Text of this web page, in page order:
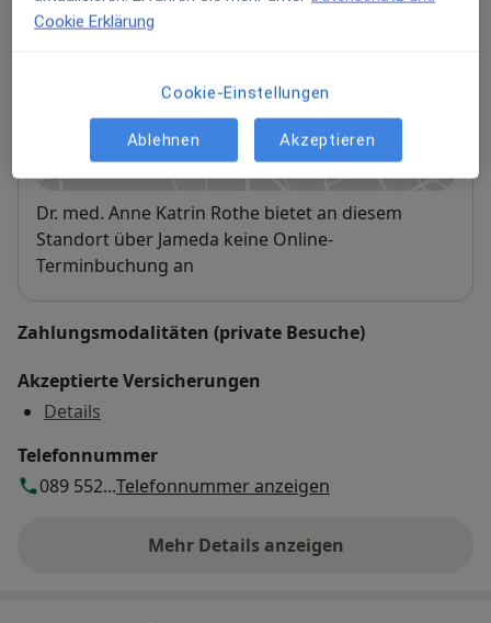
Gauting
Zu Google Mapsöffnet in einer neuen
Verfügbarkeit
Dr. med. Anne Katrin Rothe bietet an diesem
Standort über Jameda keine Online-
Terminbuchung an
Zahlungsmodalitäten (private Besuche)
Akzeptierte Versicherungen
Details
Telefonnummer
089 552...Telefonnummer anzeigen
Mehr Details anzeigen
über die Adresse
Cookie Erklärung
Cookie-Einstellungen
Ablehnen Akzeptieren